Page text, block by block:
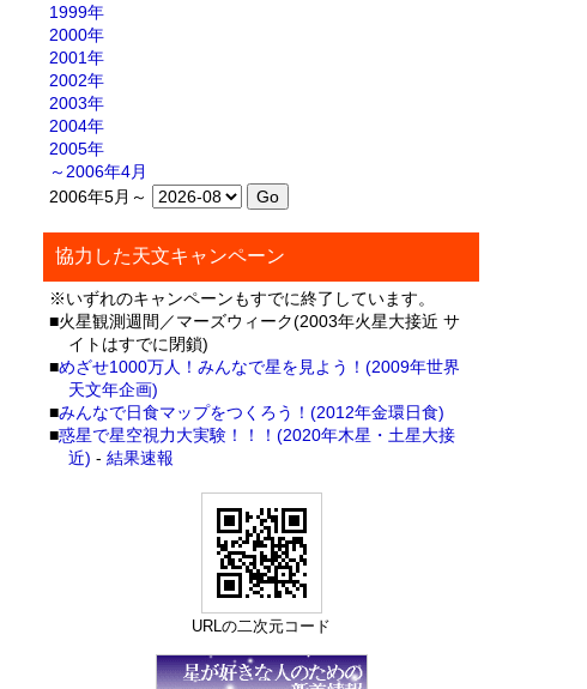
1999年
2000年
2001年
2002年
2003年
2004年
2005年
～2006年4月
2006年5月～
協力した天文キャンペーン
※いずれのキャンペーンもすでに終了しています。
■火星観測週間／マーズウィーク(2003年火星大接近 サ
イトはすでに閉鎖)
■めざせ1000万人！みんなで星を見よう！(2009年世界
天文年企画)
■みんなで日食マップをつくろう！(2012年金環日食)
■惑星で星空視力大実験！！！(2020年木星・土星大接
近) -結果速報
URLの二次元コード